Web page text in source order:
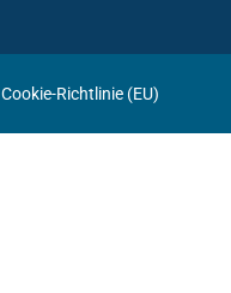
Cookie-Richtlinie (EU)